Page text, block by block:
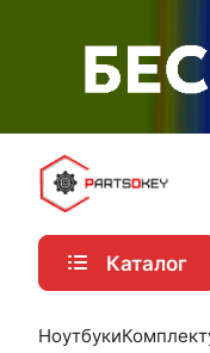
Каталог
Ноутбуки